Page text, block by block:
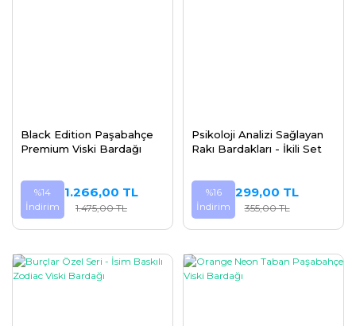
Black Edition Paşabahçe
Premium Viski Bardağı
%14
İndirim
1.266,00 TL
1.475,00 TL
Psikoloji Analizi Sağlayan
Rakı Bardakları - İkili Set
%16
İndirim
299,00 TL
355,00 TL